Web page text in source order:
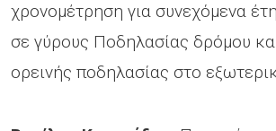
χρονομέτρηση για συνεχόμενα
σε γύρους Ποδηλασίας δρόμου
ορεινής ποδηλασίας στο